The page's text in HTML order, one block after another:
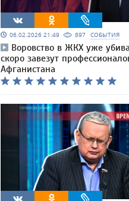
06.02.2026 21:49 897 СОБЫТИЯ
Воровство в ЖКХ уже
скоро завезут
Афганистана